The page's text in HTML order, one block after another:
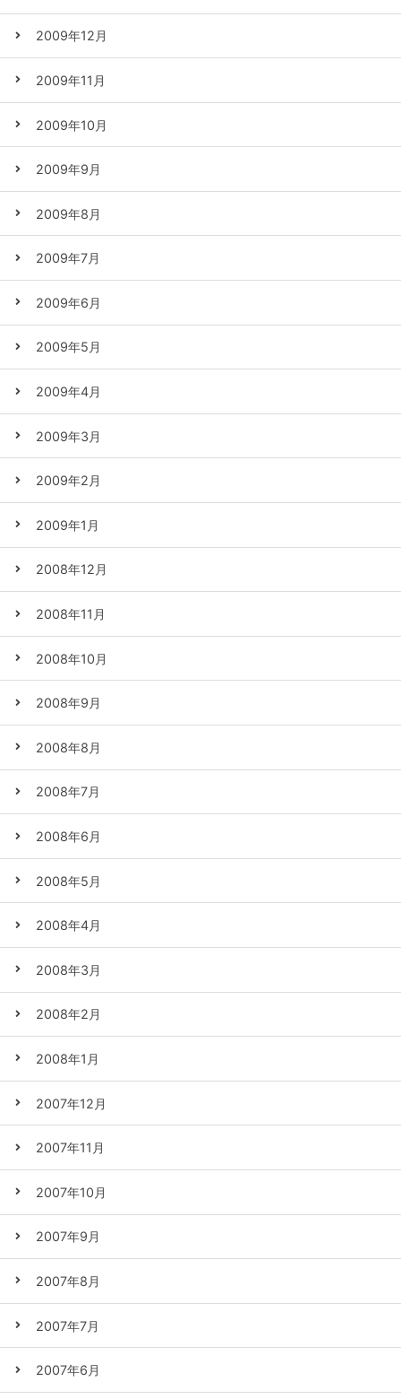
2009年12月
2009年11月
2009年10月
2009年9月
2009年8月
2009年7月
2009年6月
2009年5月
2009年4月
2009年3月
2009年2月
2009年1月
2008年12月
2008年11月
2008年10月
2008年9月
2008年8月
2008年7月
2008年6月
2008年5月
2008年4月
2008年3月
2008年2月
2008年1月
2007年12月
2007年11月
2007年10月
2007年9月
2007年8月
2007年7月
2007年6月